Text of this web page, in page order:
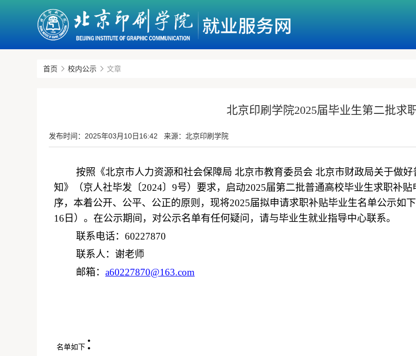
首页 校内公示 文章
北京印刷学院2025届毕业生第二批求
发布时间： 2025年03月10日16:42 来源：北京印刷学院
按照《北京市人力资源和社会保障局 北京市教育委员会 北京市财政局关于做
知》（京人社毕发〔2024〕9号）要求， 启动2025届第二批普通高校毕业生求职补贴
序，本着公开、公平、公正的原则，现将2025届拟申请求职补贴毕业生名单公示如
16 日）。在公示期间，对公示名单有任何疑问，请与毕业生就业指导中心联系。
联系电话： 60227870
联系人：谢老师
邮箱： a60227870@163.com
名单如下 ：